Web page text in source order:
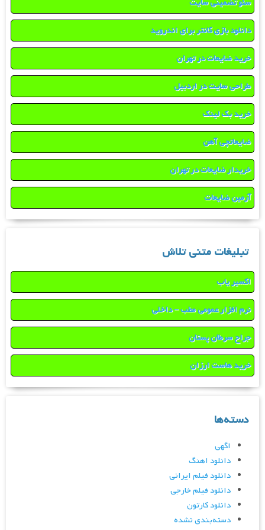
دانلود بازی کانتر برای اندروید
خرید ضایعات در تهران
طراحی سایت در اردبیل
خرید بک لینک
ضایعاتچی آهن
خریدار ضایعات در تهران
آرمین ضایعات
تبلیغات متنی تلاش
اکسیر یاب
نرم افزار عمومی مطب – داخلی
جراح سرطان پستان
خرید هاست ارزان
دسته‌ها
اگهی
دانلود اهنگ
دانلود فیلم ایرانی
دانلود فیلم خارجی
دانلود کارتون
دسته‌بندی نشده